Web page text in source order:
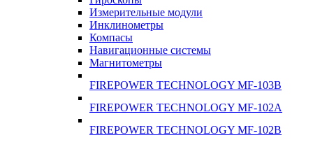
Измерительные модули
Инклинометры
Компасы
Навигационные системы
Магнитометры
FIREPOWER TECHNOLOGY MF-103B
FIREPOWER TECHNOLOGY MF-102A
FIREPOWER TECHNOLOGY MF-102B